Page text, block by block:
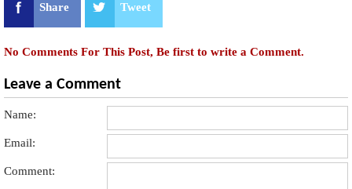
Share Tweet
No Comments For This Post, Be first to write a Comment.
Leave a Comment
Name:
Email:
Comment: